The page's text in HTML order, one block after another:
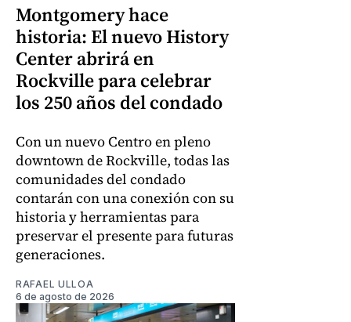
Montgomery hace
historia: El nuevo History
Center abrirá en
Rockville para celebrar
los 250 años del condado
Con un nuevo Centro en pleno
downtown de Rockville, todas las
comunidades del condado
contarán con una conexión con su
historia y herramientas para
preservar el presente para futuras
generaciones.
RAFAEL ULLOA
6 de agosto de 2026